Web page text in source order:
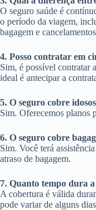
O seguro saúde é
o período da viagem,
bagagem e
4. Posso contratar em
Sim, é possível contratar
ideal é antecipar a
5. O seguro cobre
Sim. Oferecemos planos
6. O seguro cobre
Sim. Você terá
atraso de bagagem.
7. Quanto tempo dura
A cobertura é válida
pode variar de alguns